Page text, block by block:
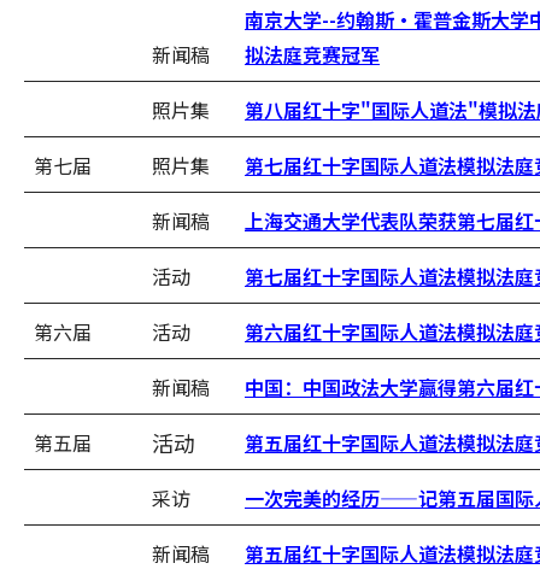
新闻稿
南京大学--约翰斯•霍普金斯大学
拟法庭竞赛冠军
照片集
第八届红十字"国际人道法"模拟
第七届
照片集
第七届红十字国际人道法模拟法
新闻稿
上海交通大学代表队荣获第七届
活动
第七届红十字国际人道法模拟法
第六届
活动
第六届红十字国际人道法模拟法
新闻稿
中国：中国政法大学赢得第六届
第五届
活动
第五届红十字国际人道法模拟法
采访
一次完美的经历——记第五届国际
新闻稿
第五届红十字国际人道法模拟法